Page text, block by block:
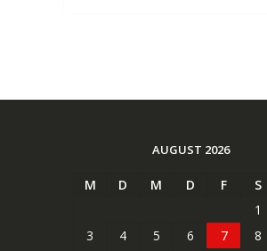
AUGUST 2026
M D M D F S
1
3
4 5 6 7 8